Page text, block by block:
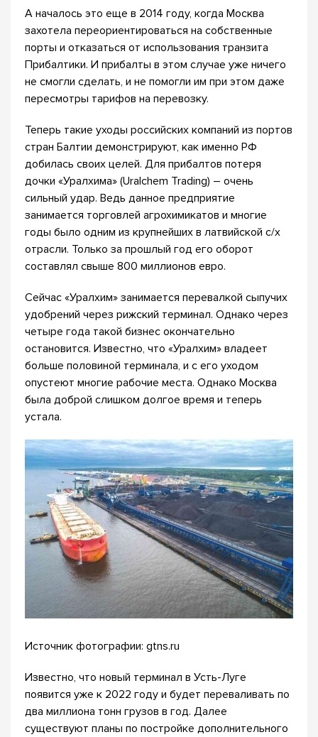
А началось это еще в 2014 году, когда Москва
захотела переориентироваться на собственные
порты и отказаться от использования транзита
Прибалтики. И прибалты в этом случае уже ничего
не смогли сделать, и не помогли им при этом даже
пересмотры тарифов на перевозку.
Теперь такие уходы российских компаний из портов
стран Балтии демонстрируют, как именно РФ
добилась своих целей. Для прибалтов потеря
дочки «Уралхима» (Uralchem Trading) – очень
сильный удар. Ведь данное предприятие
занимается торговлей агрохимикатов и многие
годы было одним из крупнейших в латвийской с/х
отрасли. Только за прошлый год его оборот
составлял свыше 800 миллионов евро.
Сейчас «Уралхим» занимается перевалкой сыпучих
удобрений через рижский терминал. Однако через
четыре года такой бизнес окончательно
остановится. Известно, что «Уралхим» владеет
больше половиной терминала, и с его уходом
опустеют многие рабочие места. Однако Москва
была доброй слишком долгое время и теперь
устала.
Источник фотографии: gtns.ru
Известно, что новый терминал в Усть-Луге
появится уже к 2022 году и будет переваливать по
два миллиона тонн грузов в год. Далее
существуют планы по постройке дополнительного